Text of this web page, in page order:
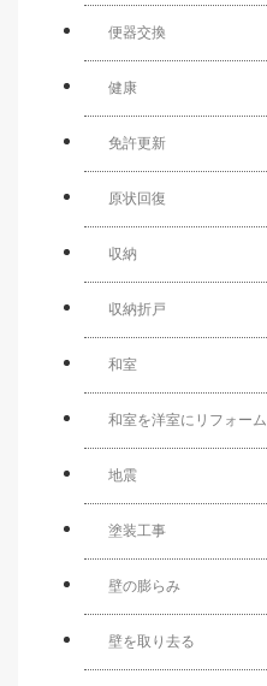
便器交換
健康
免許更新
原状回復
収納
収納折戸
和室
和室を洋室にリフォーム
地震
塗装工事
壁の膨らみ
壁を取り去る